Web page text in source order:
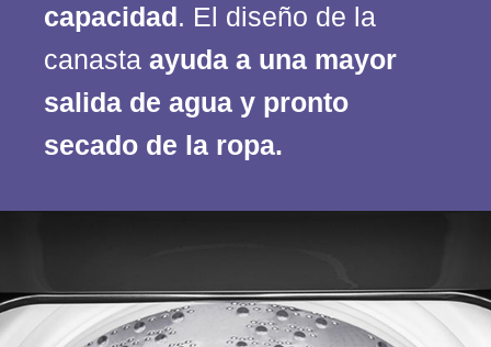
capacidad . El diseño de la
canasta ayuda a una mayor
salida de agua y pronto
secado de la ropa.